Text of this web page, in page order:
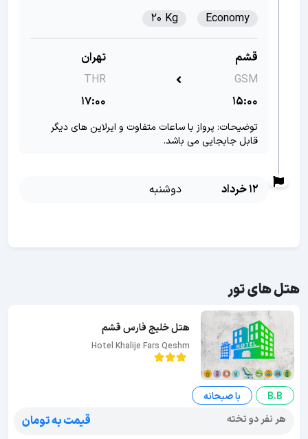
Economy
20 Kg
قشم
GSM
15:00
تهران
THR
17:00
توضیحات: پرواز با ساعات متفاوت و ایرلاین های دیگر
قابل جابجایی می باشد.
12 خرداد دوشنبه
هتل های تور
هتل خلیج فارس قشم
Hotel Khalije Fars Qeshm
B.B
با صبحانه
هر نفر دو تخته
قیمت به تومان